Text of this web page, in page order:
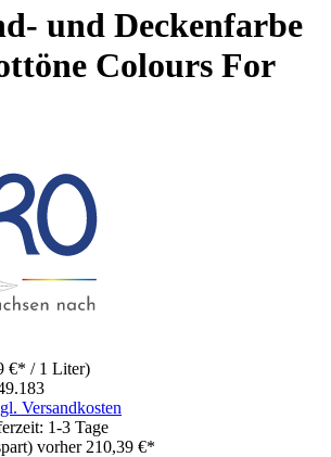
und Deckenfarbe
Colours For
€* / 1 Liter)
Versandkosten
1-3 Tage
vorher 210,39 €*